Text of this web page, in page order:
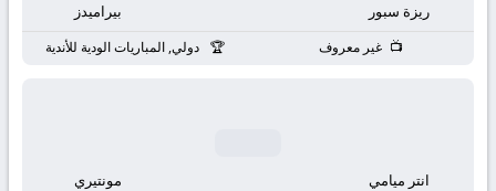
ريزة سبور بيراميدز
غير معروف دولي, المباريات الودية للأندية
انتر ميامي مونتيري